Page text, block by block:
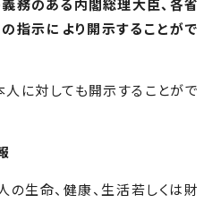
務のある内閣総理大臣、各省
指示により開示することがで
に対しても開示することがで
の生命、健康、生活若しくは財